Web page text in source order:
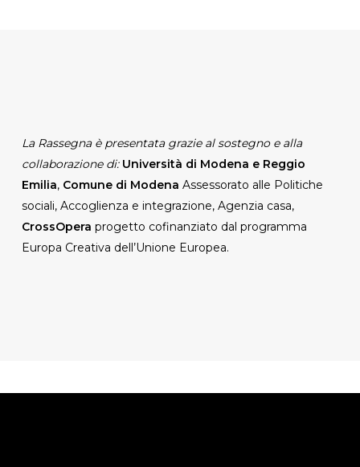
La Rassegna è presentata grazie al sostegno e alla
collaborazione di: Università di Modena e Reggio
Emilia, Comune di Modena Assessorato alle Politiche
sociali, Accoglienza e integrazione, Agenzia casa,
CrossOpera progetto cofinanziato dal programma
Europa Creativa dell’Unione Europea.